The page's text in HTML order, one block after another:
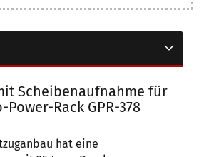
Scheibenaufnahme für
Rack GPR-378
hat eine